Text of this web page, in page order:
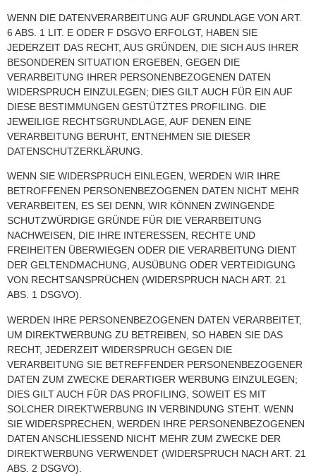
WENN DIE DATENVERARBEITUNG AUF GRUNDLAGE VON ART.
6 ABS. 1 LIT. E ODER F DSGVO ERFOLGT, HABEN SIE
JEDERZEIT DAS RECHT, AUS GRÜNDEN, DIE SICH AUS IHRER
BESONDEREN SITUATION ERGEBEN, GEGEN DIE
VERARBEITUNG IHRER PERSONENBEZOGENEN DATEN
WIDERSPRUCH EINZULEGEN; DIES GILT AUCH FÜR EIN AUF
DIESE BESTIMMUNGEN GESTÜTZTES PROFILING. DIE
JEWEILIGE RECHTSGRUNDLAGE, AUF DENEN EINE
VERARBEITUNG BERUHT, ENTNEHMEN SIE DIESER
DATENSCHUTZERKLÄRUNG.
WENN SIE WIDERSPRUCH EINLEGEN, WERDEN WIR IHRE
BETROFFENEN PERSONENBEZOGENEN DATEN NICHT MEHR
VERARBEITEN, ES SEI DENN, WIR KÖNNEN ZWINGENDE
SCHUTZWÜRDIGE GRÜNDE FÜR DIE VERARBEITUNG
NACHWEISEN, DIE IHRE INTERESSEN, RECHTE UND
FREIHEITEN ÜBERWIEGEN ODER DIE VERARBEITUNG DIENT
DER GELTENDMACHUNG, AUSÜBUNG ODER VERTEIDIGUNG
VON RECHTSANSPRÜCHEN (WIDERSPRUCH NACH ART. 21
ABS. 1 DSGVO).
WERDEN IHRE PERSONENBEZOGENEN DATEN VERARBEITET,
UM DIREKTWERBUNG ZU BETREIBEN, SO HABEN SIE DAS
RECHT, JEDERZEIT WIDERSPRUCH GEGEN DIE
VERARBEITUNG SIE BETREFFENDER PERSONENBEZOGENER
DATEN ZUM ZWECKE DERARTIGER WERBUNG EINZULEGEN;
DIES GILT AUCH FÜR DAS PROFILING, SOWEIT ES MIT
SOLCHER DIREKTWERBUNG IN VERBINDUNG STEHT. WENN
SIE WIDERSPRECHEN, WERDEN IHRE PERSONENBEZOGENEN
DATEN ANSCHLIESSEND NICHT MEHR ZUM ZWECKE DER
DIREKTWERBUNG VERWENDET (WIDERSPRUCH NACH ART. 21
ABS. 2 DSGVO).